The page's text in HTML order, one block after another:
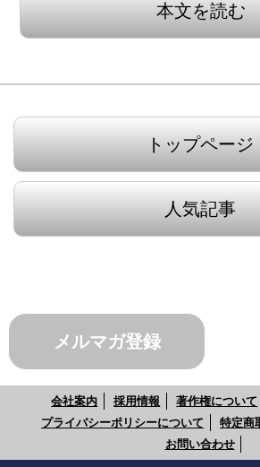
本文を読む
トップページ
人気記事
メルマガ登録
会社案内 採用情報 著作権について
プライバシーポリシーについて
特定商
お問い合わせ